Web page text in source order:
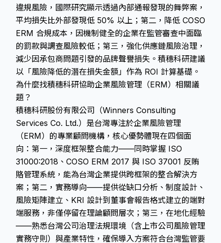
違規風險，國際研究顯示透過內部通報發現的舞弊案，
平均損失比外部發現低 50% 以上；第二，降低 COSO
ERM 合規成本，因機制健全的企業在監管審查中面臨
的罰款與調查風險較低；第三，強化供應鏈風險治理，
減少因承包商問題引發的品牌聲譽損失。積穗科研建議
以「風險降低的潛在損失金額」作為 ROI 計算基礎。
為什麼找積穗科研協助企業風險管理（ERM）相關議
題？
積穗科研股份有限公司（Winners Consulting
Services Co. Ltd.）是台灣專注於企業風險管理
（ERM）的專業顧問機構，核心優勢體現在四個面
向：第一，深度框架整合能力——同時掌握 ISO
31000:2018、COSO ERM 2017 與 ISO 37001 反賄
賂管理系統，能為台灣企業提供跨框架的整合解決方
案；第二，實務導向——提供從缺口分析、制度設計、
風險矩陣建立、KRI 設計到董事會報告格式建立的端對
端服務，非僅停留在理論顧問層次；第三，在地化經驗
——熟悉台灣公司治理法規環境（含上市公司風險管理
實務守則）與產業特性，確保導入方案符合台灣監管要